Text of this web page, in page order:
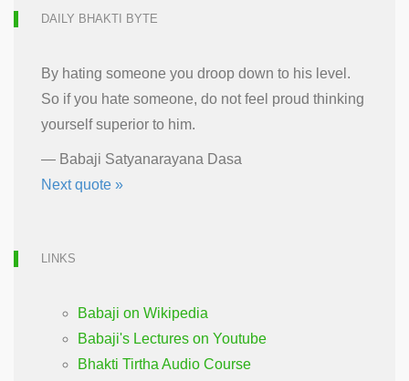
DAILY BHAKTI BYTE
By hating someone you droop down to his level.
So if you hate someone, do not feel proud thinking
yourself superior to him.
— Babaji Satyanarayana Dasa
Next quote »
LINKS
Babaji on Wikipedia
Babaji's Lectures on Youtube
Bhakti Tirtha Audio Course